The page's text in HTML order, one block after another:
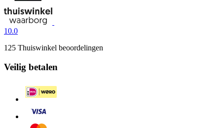
10.0
125 Thuiswinkel beoordelingen
Veilig betalen